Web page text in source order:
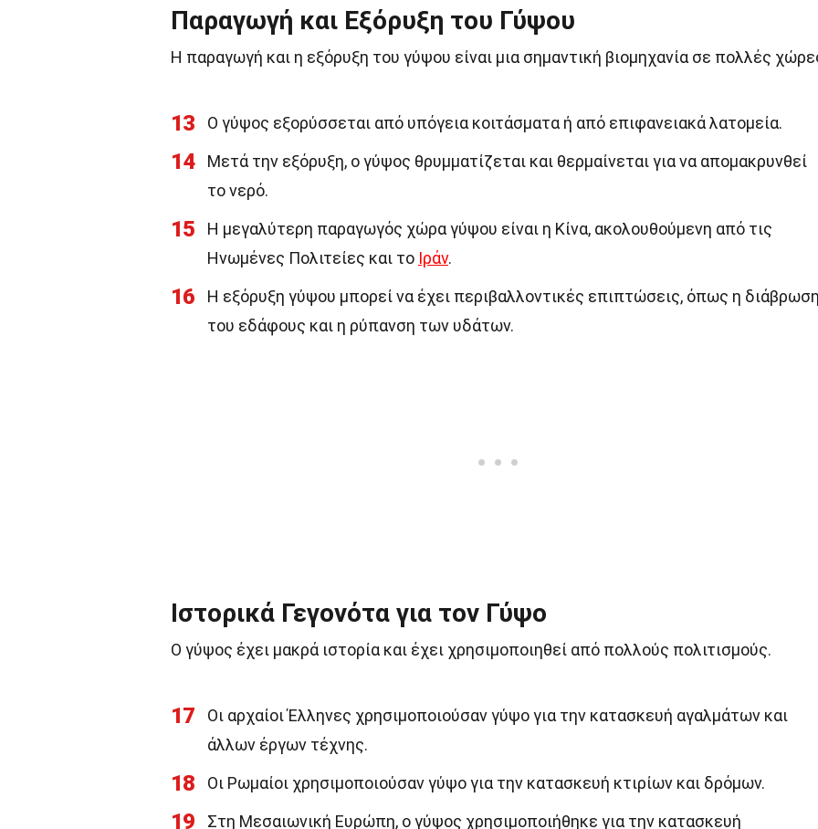
Παραγωγή και Εξόρυξη του Γύψου
Η παραγωγή και η εξόρυξη του γύψου είναι μια σημαντική βιομηχανία σε πολλές
13 Ο γύψος εξορύσσεται από υπόγεια κοιτάσματα ή από επιφανειακά λατομεία.
14
Μετά την εξόρυξη, ο γύψος θρυμματίζεται και θερμαίνεται για να απομακρυνθεί
το νερό.
15
Η μεγαλύτερη παραγωγός χώρα γύψου είναι η Κίνα, ακολουθούμενη από τις
Ηνωμένες Πολιτείες και το Ιράν.
16
Η εξόρυξη γύψου μπορεί να έχει περιβαλλοντικές επιπτώσεις, όπως η
του εδάφους και η ρύπανση των υδάτων.
Ιστορικά Γεγονότα για τον Γύψο
Ο γύψος έχει μακρά ιστορία και έχει χρησιμοποιηθεί από πολλούς πολιτισμούς.
17
Οι αρχαίοι Έλληνες χρησιμοποιούσαν γύψο για την κατασκευή αγαλμάτων και
άλλων έργων τέχνης.
18 Οι Ρωμαίοι χρησιμοποιούσαν γύψο για την κατασκευή κτιρίων και δρόμων.
19 Στη Μεσαιωνική Ευρώπη, ο γύψος χρησιμοποιήθηκε για την κατασκευή